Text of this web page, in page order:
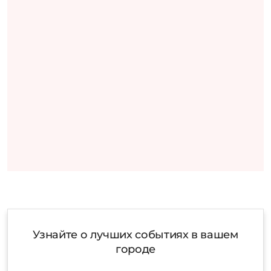
Узнайте о лучших событиях в вашем
городе